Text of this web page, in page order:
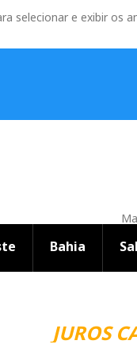
selecionar e exibir os
Bahia
JUROS